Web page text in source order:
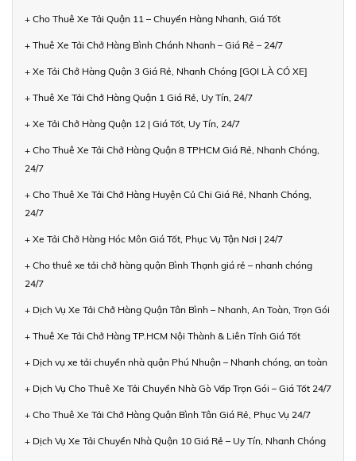
+ Cho Thuê Xe Tải Quận 11 – Chuyển Hàng Nhanh, Giá Tốt
+ Thuê Xe Tải Chở Hàng Bình Chánh Nhanh – Giá Rẻ – 24/7
+ Xe Tải Chở Hàng Quận 3 Giá Rẻ, Nhanh Chóng [GỌI LÀ CÓ XE]
+ Thuê Xe Tải Chở Hàng Quận 1 Giá Rẻ, Uy Tín, 24/7
+ Xe Tải Chở Hàng Quận 12 | Giá Tốt, Uy Tín, 24/7
+ Cho Thuê Xe Tải Chở Hàng Quận 8 TPHCM Giá Rẻ, Nhanh Chóng,
24/7
+ Cho Thuê Xe Tải Chở Hàng Huyện Củ Chi Giá Rẻ, Nhanh Chóng,
24/7
+ Xe Tải Chở Hàng Hóc Môn Giá Tốt, Phục Vụ Tận Nơi | 24/7
+ Cho thuê xe tải chở hàng quận Bình Thạnh giá rẻ – nhanh chóng
24/7
+ Dịch Vụ Xe Tải Chở Hàng Quận Tân Bình – Nhanh, An Toàn, Trọn Gói
+ Thuê Xe Tải Chở Hàng TP.HCM Nội Thành & Liên Tỉnh Giá Tốt
+ Dịch vụ xe tải chuyển nhà quận Phú Nhuận – Nhanh chóng, an toàn
+ Dịch Vụ Cho Thuê Xe Tải Chuyển Nhà Gò Vấp Trọn Gói – Giá Tốt 24/7
+ Cho Thuê Xe Tải Chở Hàng Quận Bình Tân Giá Rẻ, Phục Vụ 24/7
+ Dịch Vụ Xe Tải Chuyển Nhà Quận 10 Giá Rẻ – Uy Tín, Nhanh Chóng